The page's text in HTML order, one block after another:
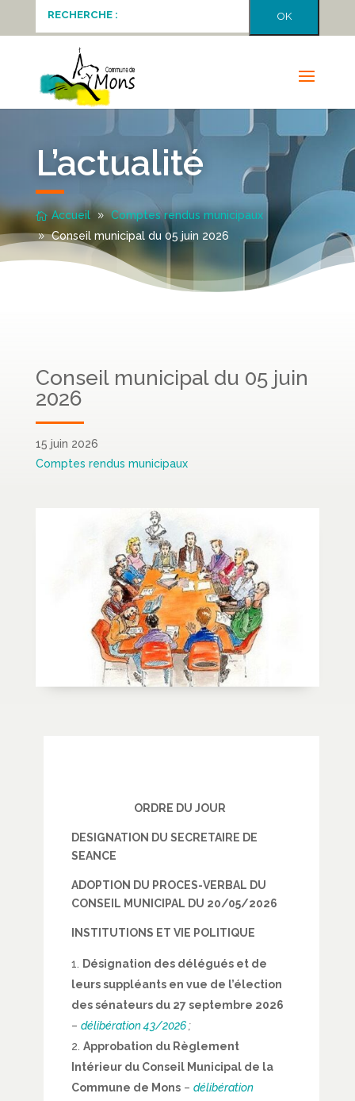
L’actualité
Accueil
Comptes rendus municipaux
Conseil municipal du 05 juin 2026
Conseil municipal du 05 juin
2026
15 juin 2026
Comptes rendus municipaux
ORDRE DU JOUR
DESIGNATION DU SECRETAIRE DE
SEANCE
ADOPTION DU PROCES-VERBAL DU
CONSEIL MUNICIPAL DU 20/05/2026
INSTITUTIONS ET VIE POLITIQUE
Désignation des délégués et de
leurs suppléants en vue de l’élection
des sénateurs du 27 septembre 2026
– délibération 43/2026;
Approbation du Règlement
Intérieur du Conseil Municipal de la
Commune de Mons– délibération